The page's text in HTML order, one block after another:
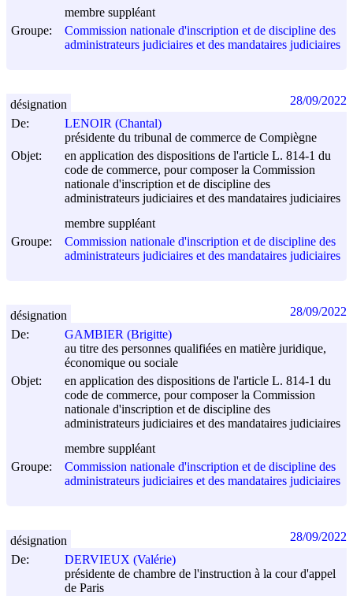
membre suppléant
Groupe:
Commission nationale d'inscription et de discipline des
administrateurs judiciaires et des mandataires judiciaires
De:
LENOIR (Chantal)
présidente du tribunal de commerce de Compiègne
Objet:
en application des dispositions de l'article L. 814-1 du
code de commerce, pour composer la Commission
nationale d'inscription et de discipline des
administrateurs judiciaires et des mandataires judiciaires
membre suppléant
Groupe:
Commission nationale d'inscription et de discipline des
administrateurs judiciaires et des mandataires judiciaires
désignation 28/09/2022
De:
GAMBIER (Brigitte)
au titre des personnes qualifiées en matière juridique,
économique ou sociale
Objet:
en application des dispositions de l'article L. 814-1 du
code de commerce, pour composer la Commission
nationale d'inscription et de discipline des
administrateurs judiciaires et des mandataires judiciaires
membre suppléant
Groupe:
Commission nationale d'inscription et de discipline des
administrateurs judiciaires et des mandataires judiciaires
désignation 28/09/2022
De:
DERVIEUX (Valérie)
présidente de chambre de l'instruction à la cour d'appel
de Paris
désignation 28/09/2022